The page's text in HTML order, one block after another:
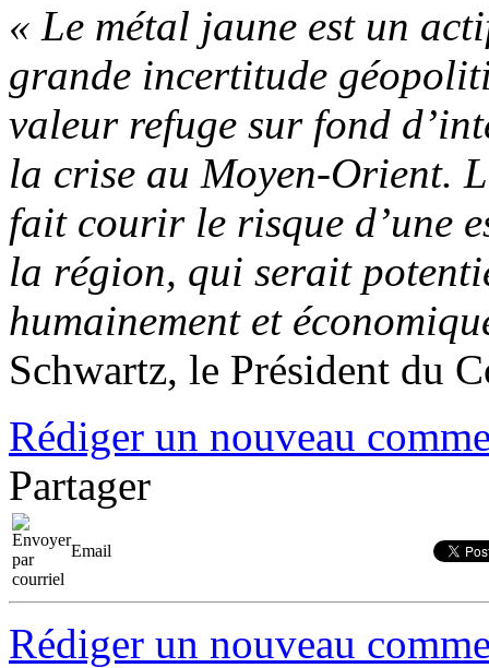
« Le métal jaune est un
grande incertitude
valeur refuge sur fond
la crise au Moyen-Orient.
fait courir le risque d’une
la région, qui serait
humainement et
Schwartz, le Président du
Rédiger un nouveau
Partager
Email
Rédiger un nouveau